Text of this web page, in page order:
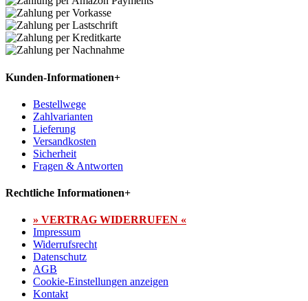
Kunden-Informationen+
Bestellwege
Zahlvarianten
Lieferung
Versandkosten
Sicherheit
Fragen & Antworten
Rechtliche Informationen+
» VERTRAG WIDERRUFEN «
Impressum
Widerrufsrecht
Datenschutz
AGB
Cookie-Einstellungen anzeigen
Kontakt